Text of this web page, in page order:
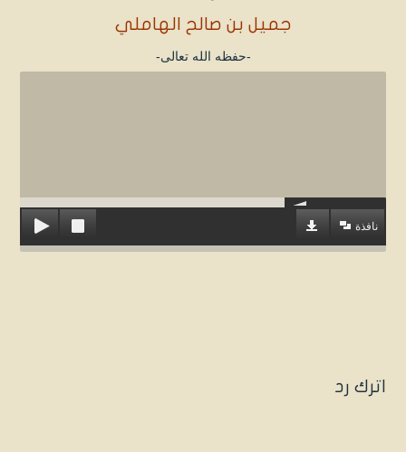
جميل بن صالح الهاملي
-حفظه الله تعالى-
نافذة
اترك رد